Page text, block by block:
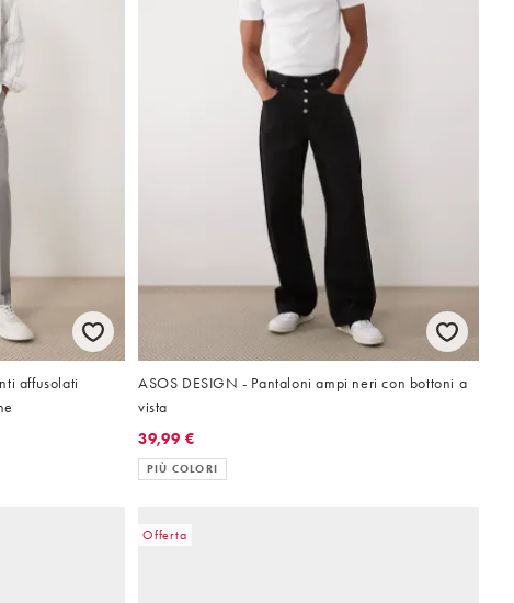
affusolati
ASOS DESIGN - Pantaloni ampi neri con bottoni a
vista
39,99 €
PIÙ COLORI
Offerta